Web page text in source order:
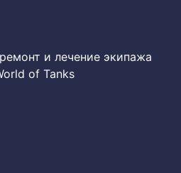
и лечение экипажа
of Tanks